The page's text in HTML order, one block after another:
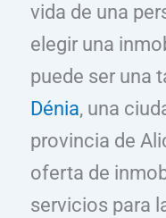
vida de una
elegir una
puede ser una
Dénia, una
provincia de
oferta de
servicios para